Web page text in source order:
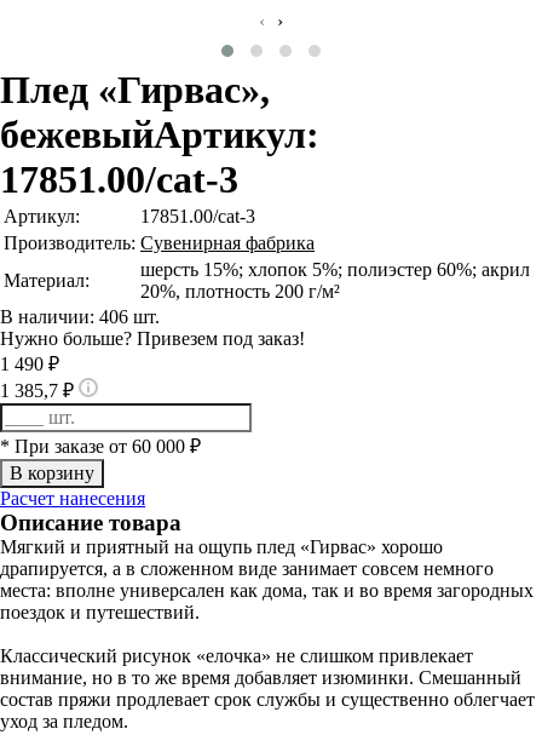
‹ ›
Плед «Гирвас»,
бежевыйАртикул:
17851.00/cat-3
Артикул:
17851.00/cat-3
Производитель: Сувенирная фабрика
Материал:
шерсть 15%; хлопок 5%; полиэстер 60%; акрил
20%, плотность 200 г/м²
В наличии: 406 шт.
Нужно больше? Привезем под заказ!
1 490 ₽
1 385,7 ₽
* При заказе от 60 000 ₽
Расчет нанесения
Описание товара
Мягкий и приятный на ощупь плед «Гирвас» хорошо
драпируется, а в сложенном виде занимает совсем немного
места: вполне универсален как дома, так и во время загородных
поездок и путешествий.
Классический рисунок «елочка» не слишком привлекает
внимание, но в то же время добавляет изюминки. Смешанный
состав пряжи продлевает срок службы и существенно облегчает
уход за пледом.